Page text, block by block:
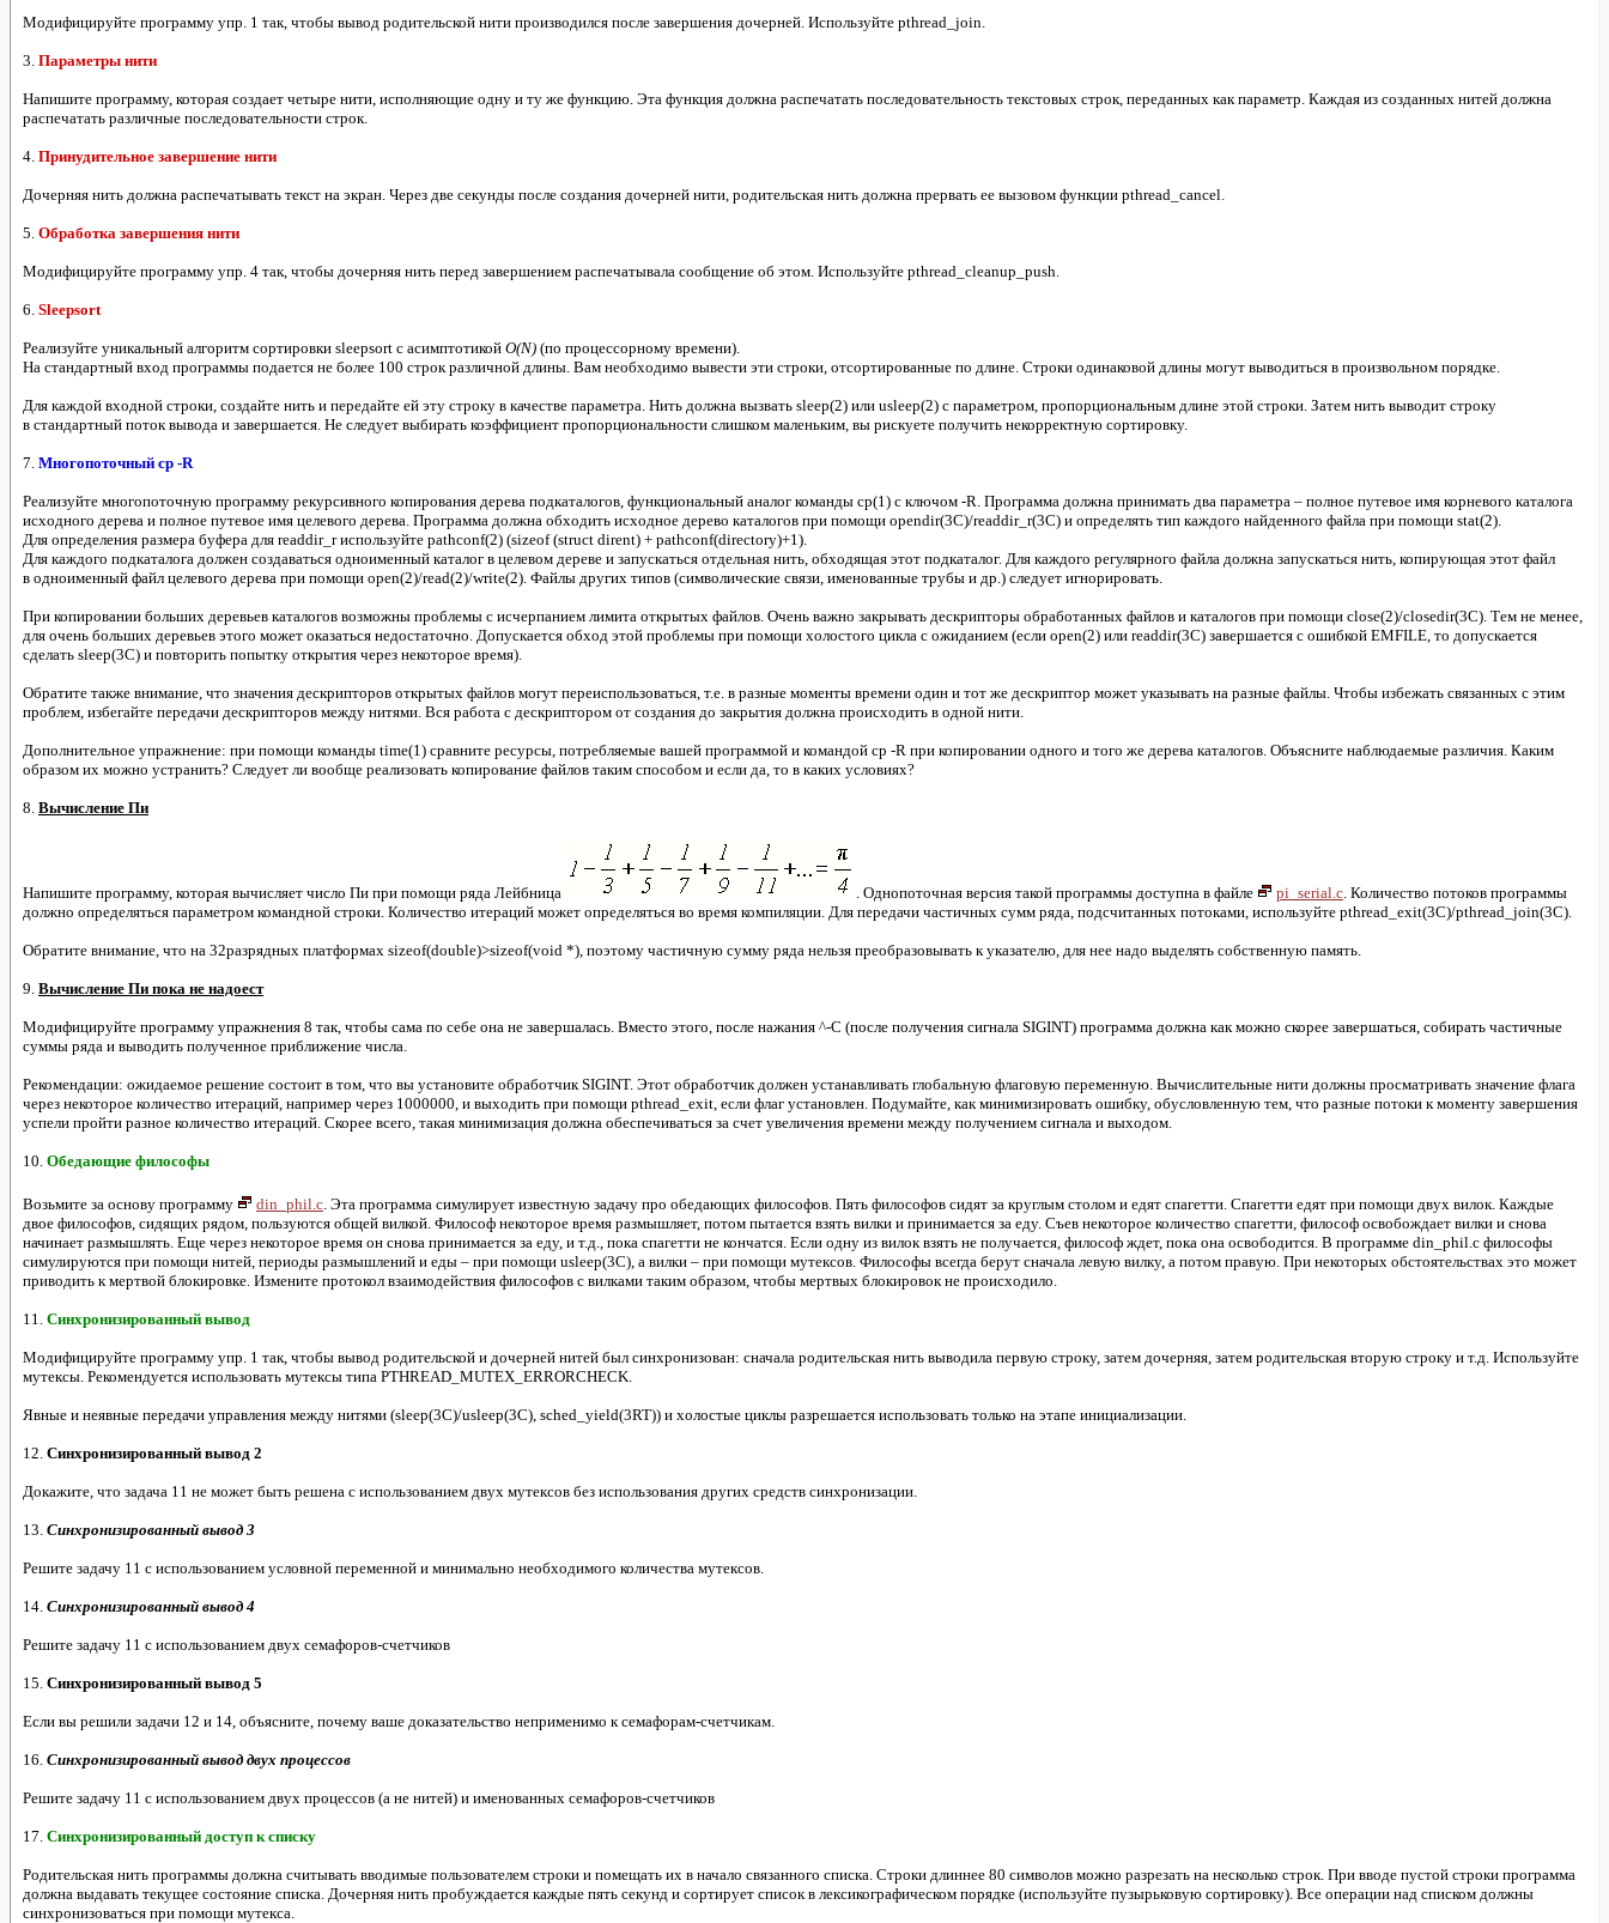
Модифицируйте программу упр. 1 так, чтобы вывод родительской нити производился после завершения дочерней. Используйте pthread_join.
3. Параметры нити
Напишите программу, которая создает четыре нити, исполняющие одну и ту же функцию. Эта функция должна распечатать последовательность текстовых строк, переданных как параметр. Каждая из созданных нитей должна
распечатать различные последовательности строк.
4. Принудительное завершение нити
Дочерняя нить должна распечатывать текст на экран. Через две секунды после создания дочерней нити, родительская нить должна прервать ее вызовом функции pthread_cancel.
5. Обработка завершения нити
Модифицируйте программу упр. 4 так, чтобы дочерняя нить перед завершением распечатывала сообщение об этом. Используйте pthread_cleanup_push.
6. Sleepsort
Реализуйте уникальный алгоритм сортировки sleepsort с асимптотикой O(N) (по процессорному времени).
На стандартный вход программы подается не более 100 строк различной длины. Вам необходимо вывести эти строки, отсортированные по длине. Строки одинаковой длины могут выводиться в произвольном порядке.
Для каждой входной строки, создайте нить и передайте ей эту строку в качестве параметра. Нить должна вызвать sleep(2) или usleep(2) с параметром, пропорциональным длине этой строки. Затем нить выводит строку
в стандартный поток вывода и завершается. Не следует выбирать коэффициент пропорциональности слишком маленьким, вы рискуете получить некорректную сортировку.
7. Многопоточный cp -R
Реализуйте многопоточную программу рекурсивного копирования дерева подкаталогов, функциональный аналог команды cp(1) с ключом -R. Программа должна принимать два параметра – полное путевое имя корневого каталога
исходного дерева и полное путевое имя целевого дерева. Программа должна обходить исходное дерево каталогов при помощи opendir(3C)/readdir_r(3С) и определять тип каждого найденного файла при помощи stat(2).
Для определения размера буфера для readdir_r используйте pathconf(2) (sizeof (struct dirent) + pathconf(directory)+1).
Для каждого подкаталога должен создаваться одноименный каталог в целевом дереве и запускаться отдельная нить, обходящая этот подкаталог. Для каждого регулярного файла должна запускаться нить, копирующая этот файл
в одноименный файл целевого дерева при помощи open(2)/read(2)/write(2). Файлы других типов (символические связи, именованные трубы и др.) следует игнорировать.
При копировании больших деревьев каталогов возможны проблемы с исчерпанием лимита открытых файлов. Очень важно закрывать дескрипторы обработанных файлов и каталогов при помощи close(2)/closedir(3C). Тем не менее,
для очень больших деревьев этого может оказаться недостаточно. Допускается обход этой проблемы при помощи холостого цикла с ожиданием (если open(2) или readdir(3C) завершается с ошибкой EMFILE, то допускается
сделать sleep(3C) и повторить попытку открытия через некоторое время).
Обратите также внимание, что значения дескрипторов открытых файлов могут переиспользоваться, т.е. в разные моменты времени один и тот же дескриптор может указывать на разные файлы. Чтобы избежать связанных с этим
проблем, избегайте передачи дескрипторов между нитями. Вся работа с дескриптором от создания до закрытия должна происходить в одной нити.
Дополнительное упражнение: при помощи команды time(1) сравните ресурсы, потребляемые вашей программой и командой cp -R при копировании одного и того же дерева каталогов. Объясните наблюдаемые различия. Каким
образом их можно устранить? Следует ли вообще реализовать копирование файлов таким способом и если да, то в каких условиях?
8. Вычисление Пи
Напишите программу, которая вычисляет число Пи при помощи ряда Лейбница . Однопоточная версия такой программы доступна в файле pi_serial.c. Количество потоков программы
должно определяться параметром командной строки. Количество итераций может определяться во время компиляции. Для передачи частичных сумм ряда, подсчитанных потоками, используйте pthread_exit(3C)/pthread_join(3C).
Обратите внимание, что на 32разрядных платформах sizeof(double)>sizeof(void *), поэтому частичную сумму ряда нельзя преобразовывать к указателю, для нее надо выделять собственную память.
9. Вычисление Пи пока не надоест
Модифицируйте программу упражнения 8 так, чтобы сама по себе она не завершалась. Вместо этого, после нажания ^-C (после получения сигнала SIGINT) программа должна как можно скорее завершаться, собирать частичные
суммы ряда и выводить полученное приближение числа.
Рекомендации: ожидаемое решение состоит в том, что вы установите обработчик SIGINT. Этот обработчик должен устанавливать глобальную флаговую переменную. Вычислительные нити должны просматривать значение флага
через некоторое количество итераций, например через 1000000, и выходить при помощи pthread_exit, если флаг установлен. Подумайте, как минимизировать ошибку, обусловленную тем, что разные потоки к моменту завершения
успели пройти разное количество итераций. Скорее всего, такая минимизация должна обеспечиваться за счет увеличения времени между получением сигнала и выходом.
10. Обедающие философы
Возьмите за основу программу din_phil.c. Эта программа симулирует известную задачу про обедающих философов. Пять философов сидят за круглым столом и едят спагетти. Спагетти едят при помощи двух вилок. Каждые
двое философов, сидящих рядом, пользуются общей вилкой. Философ некоторое время размышляет, потом пытается взять вилки и принимается за еду. Съев некоторое количество спагетти, философ освобождает вилки и снова
начинает размышлять. Еще через некоторое время он снова принимается за еду, и т.д., пока спагетти не кончатся. Если одну из вилок взять не получается, философ ждет, пока она освободится. В программе din_phil.c философы
симулируются при помощи нитей, периоды размышлений и еды – при помощи usleep(3C), а вилки – при помощи мутексов. Философы всегда берут сначала левую вилку, а потом правую. При некоторых обстоятельствах это может
приводить к мертвой блокировке. Измените протокол взаимодействия философов с вилками таким образом, чтобы мертвых блокировок не происходило.
11. Синхронизированный вывод
Модифицируйте программу упр. 1 так, чтобы вывод родительской и дочерней нитей был синхронизован: сначала родительская нить выводила первую строку, затем дочерняя, затем родительская вторую строку и т.д. Используйте
мутексы. Рекомендуется использовать мутексы типа PTHREAD_MUTEX_ERRORCHECK.
Явные и неявные передачи управления между нитями (sleep(3C)/usleep(3C), sched_yield(3RT)) и холостые циклы разрешается использовать только на этапе инициализации.
12. Синхронизированный вывод 2
Докажите, что задача 11 не может быть решена с использованием двух мутексов без использования других средств синхронизации.
13. Синхронизированный вывод 3
Решите задачу 11 с использованием условной переменной и минимально необходимого количества мутексов.
14. Синхронизированный вывод 4
Решите задачу 11 с использованием двух семафоров-счетчиков
15. Синхронизированный вывод 5
Если вы решили задачи 12 и 14, объясните, почему ваше доказательство неприменимо к семафорам-счетчикам.
16. Синхронизированный вывод двух процессов
Решите задачу 11 с использованием двух процессов (а не нитей) и именованных семафоров-счетчиков
17. Синхронизированный доступ к списку
Родительская нить программы должна считывать вводимые пользователем строки и помещать их в начало связанного списка. Строки длиннее 80 символов можно разрезать на несколько строк. При вводе пустой строки программа
должна выдавать текущее состояние списка. Дочерняя нить пробуждается каждые пять секунд и сортирует список в лексикографическом порядке (используйте пузырьковую сортировку). Все операции над списком должны
синхронизоваться при помощи мутекса.